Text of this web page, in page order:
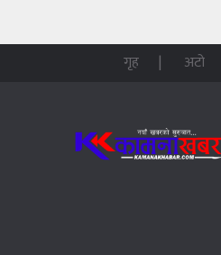
गृह अटो